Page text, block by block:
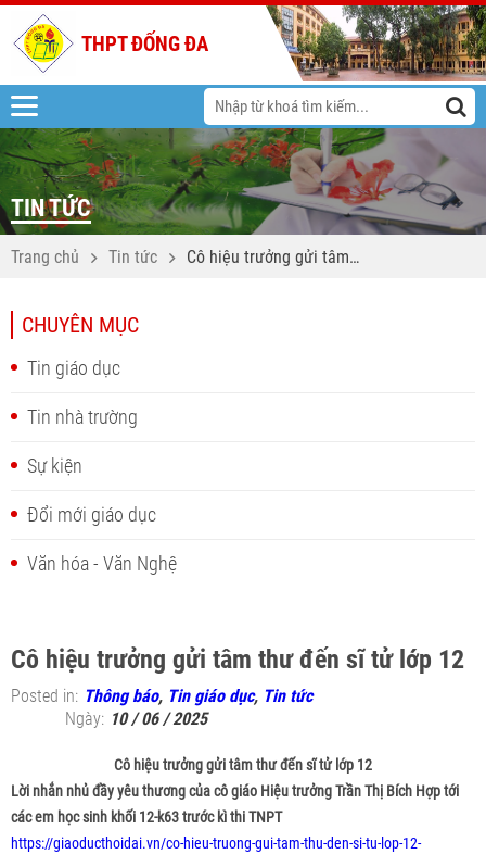
THPT ĐỐNG ĐA
TIN TỨC
Trang chủ Tin tức
Cô hiệu trưởng gửi tâm
CHUYÊN MỤC
Tin giáo dục
Tin nhà trường
Sự kiện
Đổi mới giáo dục
Văn hóa - Văn Nghệ
Cô hiệu trưởng gửi tâm thư đến sĩ tử lớp 12
Posted in: Thông báo, Tin giáo dục, Tin tức
Ngày: 10 / 06 / 2025
Cô hiệu trưởng gửi tâm thư đến sĩ tử lớp 12
Lời nhắn nhủ đầy yêu thương của cô giáo Hiệu trưởng Trần Thị Bích Hợp tới
các em học sinh khối 12-k63 trước kì thi TNPT
https://giaoducthoidai.vn/co-hieu-truong-gui-tam-thu-den-si-tu-lop-12-